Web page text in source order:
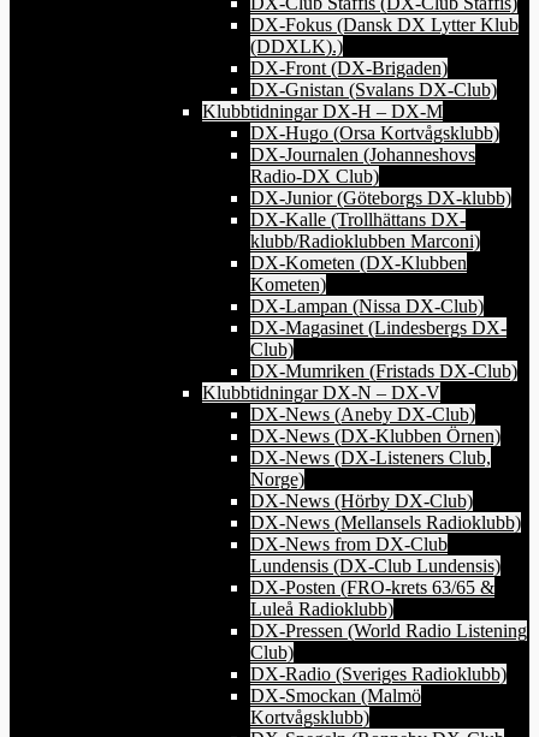
DX-Fokus (Dansk DX Lytter Klub
(DDXLK).)
DX-Front (DX-Brigaden)
DX-Gnistan (Svalans DX-Club)
Klubbtidningar DX-H – DX-M
DX-Hugo (Orsa Kortvågsklubb)
DX-Journalen (Johanneshovs
Radio-DX Club)
DX-Junior (Göteborgs DX-klubb)
DX-Kalle (Trollhättans DX-
klubb/Radioklubben Marconi)
DX-Kometen (DX-Klubben
Kometen)
DX-Lampan (Nissa DX-Club)
DX-Magasinet (Lindesbergs DX-
Club)
DX-Mumriken (Fristads DX-Club)
Klubbtidningar DX-N – DX-V
DX-News (Aneby DX-Club)
DX-News (DX-Klubben Örnen)
DX-News (DX-Listeners Club,
Norge)
DX-News (Hörby DX-Club)
DX-News (Mellansels Radioklubb)
DX-News from DX-Club
Lundensis (DX-Club Lundensis)
DX-Posten (FRO-krets 63/65 &
Luleå Radioklubb)
DX-Pressen (World Radio Listening
Club)
DX-Radio (Sveriges Radioklubb)
DX-Smockan (Malmö
Kortvågsklubb)